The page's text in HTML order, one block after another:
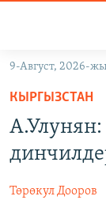
Навигацияга
өтүңүз
Издөөгө
салыңызКЫРГЫЗСТАН
ЭКОНОМИКА
ДҮЙНӨ
БОРБОР АЗИЯ
АТАЙЫН
9-Август, 2026-
КЫРГЫЗСТАН
Төрөкул Дооров